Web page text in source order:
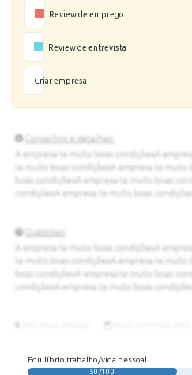
Review de emprego
Review de entrevista
Criar empresa
Equilíbrio trabalho/vida pessoal
50/100